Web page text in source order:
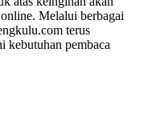
Melalui berbagai
terus
kebutuhan pembaca